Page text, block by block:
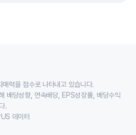
력을 점수로 나타내고 있습니다.
배당성향, 연속배당, EPS성장률, 배당수익
.
데이터